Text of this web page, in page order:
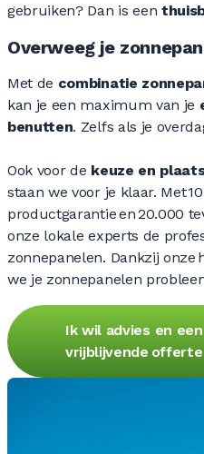
gebruiken? Dan is een
Overweeg je
Met de combinatie
kan je een maximum van je
benutten. Zelfs als je
Ook voor de keuze en
staan we voor je klaar. Met
productgarantie en 20.000
onze lokale experts de
zonnepanelen. Dankzij
we je zonnepanelen
Ik wil advies en een
vrijblijvende offerte